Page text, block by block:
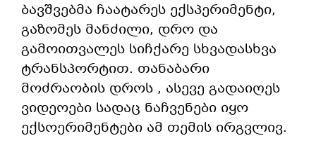
ბავშვებმა ჩაატარეს ექსპერიმენტი,
გაზომეს მანძილი, დრო და
გამოითვალეს სიჩქარე სხვადასხვა
ტრანსპორტით. თანაბარი
მოძრაობის დროს , ასევე გადაიღეს
ვიდეოები სადაც ნაჩვენები იყო
ექსოერიმენტები ამ თემის ირგვლივ.